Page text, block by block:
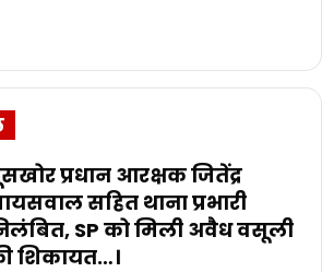
प्रधान आरक्षक जितेंद्र
सहित थाना प्रभारी
SP को मिली अवैध वसूली
शिकायत…।